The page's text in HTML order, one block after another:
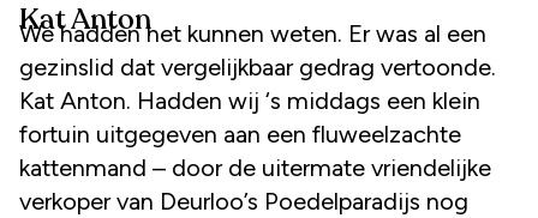
Kat Anton
We hadden het kunnen weten. Er was al een
gezinslid dat vergelijkbaar gedrag vertoonde.
Kat Anton. Hadden wij ‘s middags een klein
fortuin uitgegeven aan een fluweelzachte
kattenmand – door de uitermate vriendelijke
verkoper van Deurloo’s Poedelparadijs nog